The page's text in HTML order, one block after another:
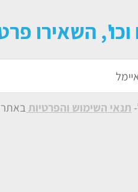
השאירו
תנאי השימוש והפרטיות